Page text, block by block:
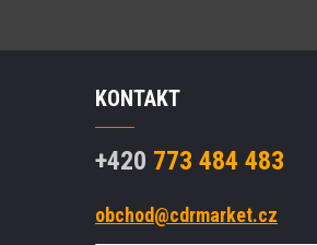
KONTAKT
+420 773 484 483
obchod@cdrmarket.cz